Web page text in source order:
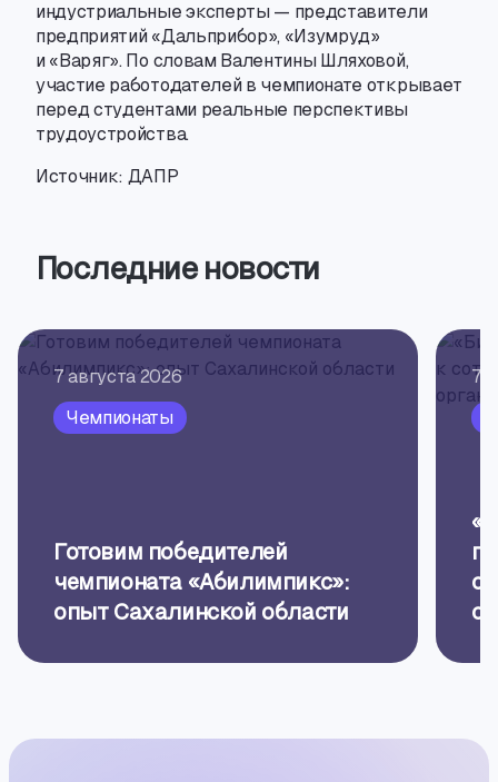
индустриальные эксперты — представители
предприятий «Дальприбор», «Изумруд»
и «Варяг». По словам Валентины Шляховой,
участие работодателей в чемпионате открывает
перед студентами реальные перспективы
трудоустройства.
Источник: ДАПР
Последние новости
7 августа 2026
Чемпионаты
Готовим победителей
чемпионата «Абилимпикс»:
опыт Сахалинской области
7